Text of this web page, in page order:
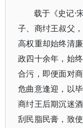
载于《史记·
子、商纣王叔父
高权重却始终清
政四十余年，始
合污，即便面对
危曲意逢迎，以
商纣王后期沉迷
刮民脂民膏，致